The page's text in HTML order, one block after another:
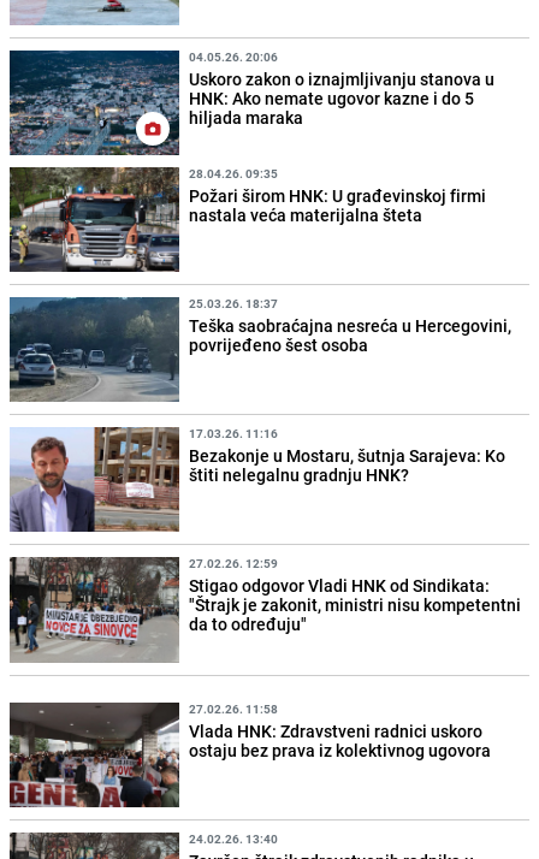
04.05.26. 20:06
Uskoro zakon o iznajmljivanju stanova u
HNK: Ako nemate ugovor kazne i do 5
hiljada maraka
28.04.26. 09:35
Požari širom HNK: U građevinskoj firmi
nastala veća materijalna šteta
25.03.26. 18:37
Teška saobraćajna nesreća u Hercegovini,
povrijeđeno šest osoba
17.03.26. 11:16
Bezakonje u Mostaru, šutnja Sarajeva: Ko
štiti nelegalnu gradnju HNK?
27.02.26. 12:59
Stigao odgovor Vladi HNK od Sindikata:
"Štrajk je zakonit, ministri nisu kompetentni
da to određuju"
27.02.26. 11:58
Vlada HNK: Zdravstveni radnici uskoro
ostaju bez prava iz kolektivnog ugovora
24.02.26. 13:40